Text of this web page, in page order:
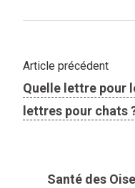
Article précédent
Quelle lettre pour
lettres pour chats
Santé des